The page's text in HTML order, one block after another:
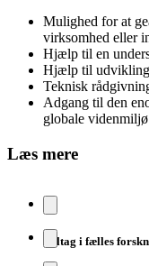
Mulighed for at
virksomhed eller
Hjælp til en
Hjælp til udvikling
Teknisk
Adgang til den
globale
Læs mere
Deltag i fælles